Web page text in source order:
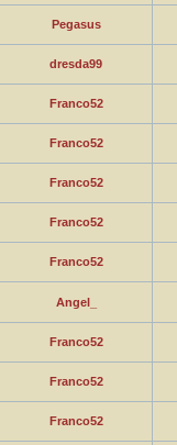
Pegasus
dresda99
Franco52
Franco52
Franco52
Franco52
Franco52
Angel_
Franco52
Franco52
Franco52